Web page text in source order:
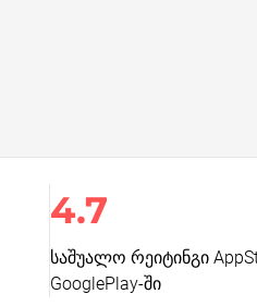
4.7
საშუალო რეიტინგი
GooglePlay-ში